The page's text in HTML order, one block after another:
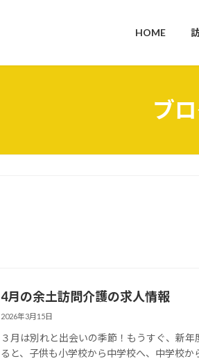
HOME
ブ
4月の余土訪問介護の求人情報
2026年3月15日
３月は別れと出会いの季節！もうすぐ、新
ると、子供も小学校から中学校へ、中学校か